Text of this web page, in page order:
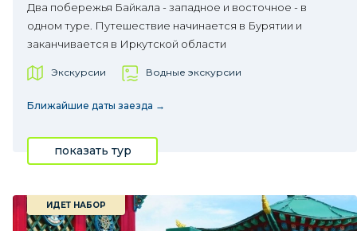
Два побережья Байкала - западное и восточное - в
одном туре. Путешествие начинается в Бурятии и
заканчивается в Иркутской области
Экскурсии Водные экскурсии
Ближайшие даты заезда →
показать тур
ИДЕТ НАБОР